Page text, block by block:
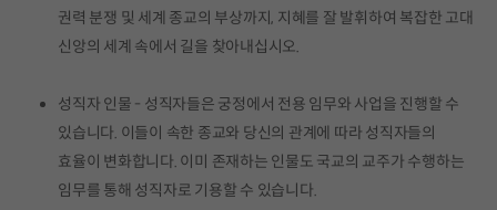
권력 분쟁 및 세계 종교의 부상까지, 지혜를 잘 발휘하여 복잡한 고대
신앙의 세계 속에서 길을 찾아내십시오.
성직자 인물 - 성직자들은 궁정에서 전용 임무와 사업을 진행할 수
있습니다. 이들이 속한 종교와 당신의 관계에 따라 성직자들의
효율이 변화합니다. 이미 존재하는 인물도 국교의 교주가 수행하는
임무를 통해 성직자로 기용할 수 있습니다.